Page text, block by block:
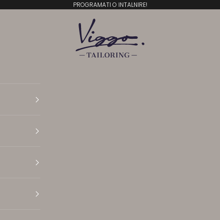
PROGRAMATI O INTALNIRE!
Viggo Tailoring
Translation missing: ro.general.accessibility.open
Translation missing: ro.general.accessibility.open
Translation missing: ro.general.accessibility.open
Translation missing: ro.general.accessibility.open